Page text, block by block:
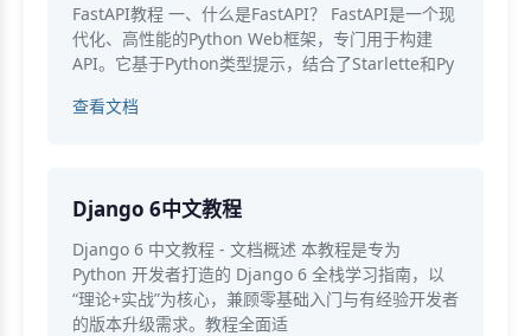
FastAPI教程 一、什么是FastAPI？ FastAPI是一个现
代化、高性能的Python Web框架，专门用于构建
API。它基于Python类型提示，结合了Starlette和Py
查看文档
Django 6中文教程
Django 6 中文教程 - 文档概述 本教程是专为
Python 开发者打造的 Django 6 全栈学习指南，以
“理论+实战”为核心，兼顾零基础入门与有经验开发者
的版本升级需求。教程全面适